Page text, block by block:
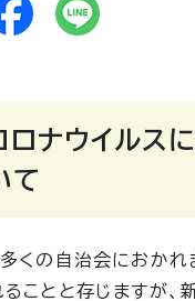
ロナウイルス
て
くの自治会におかれ
ことと存じますが、